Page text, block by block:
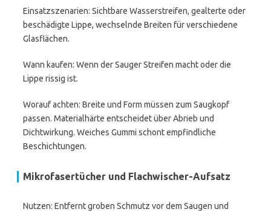
Einsatzszenarien: Sichtbare Wasserstreifen, gealterte oder
beschädigte Lippe, wechselnde Breiten für verschiedene
Glasflächen.
Wann kaufen: Wenn der Sauger Streifen macht oder die
Lippe rissig ist.
Worauf achten: Breite und Form müssen zum Saugkopf
passen. Materialhärte entscheidet über Abrieb und
Dichtwirkung. Weiches Gummi schont empfindliche
Beschichtungen.
Mikrofasertücher und Flachwischer-Aufsatz
Nutzen: Entfernt groben Schmutz vor dem Saugen und